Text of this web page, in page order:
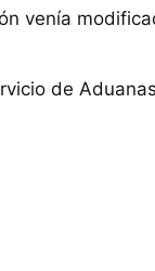
venía
de